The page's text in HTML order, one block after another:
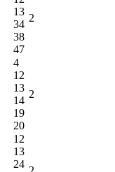
13
34
38
47
2
4
12
13
14
19
20
2
12
13
24